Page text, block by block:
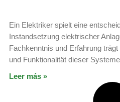
Ein Elektriker spielt eine
Instandsetzung elektrischer
Fachkenntnis und Erfahrung
und Funktionalität dieser Systeme
Leer más »